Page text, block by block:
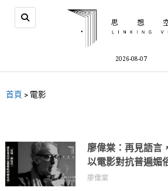
2026-08-07
首頁 > 電影
廖偉棠：再見語言
以電影對抗普遍媚
廖偉棠